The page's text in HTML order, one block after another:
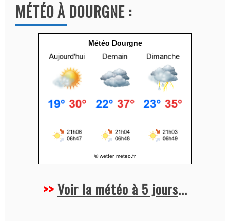
t
i
MÉTÉO À DOURGNE :
Météo Dourgne
© wetter meteo.fr
>>Voir la météo à 5 jours...